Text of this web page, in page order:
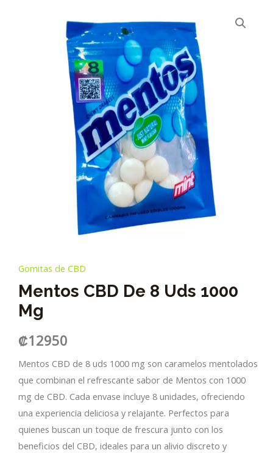
Gomitas de CBD
Mentos CBD De 8 Uds 1000
Mg
₡12950
Mentos CBD de 8 uds 1000 mg son caramelos mentolados
que combinan el refrescante sabor de Mentos con 1000
mg de CBD. Cada envase incluye 8 unidades, ofreciendo
una experiencia deliciosa y relajante. Perfectos para
quienes buscan un toque de frescura junto con los
beneficios del CBD, ideales para un alivio discreto y